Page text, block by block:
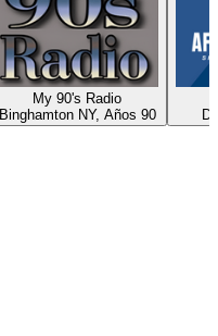
My 90's Radio
Binghamton NY, Años 90